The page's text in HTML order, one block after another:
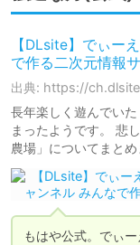
【DLsite】でぃー
で作る二次元情報サ
出典: https://
長年楽しく遊んでい
まったようです。 悲
農場」についてまとめ
もはや公式。でぃ